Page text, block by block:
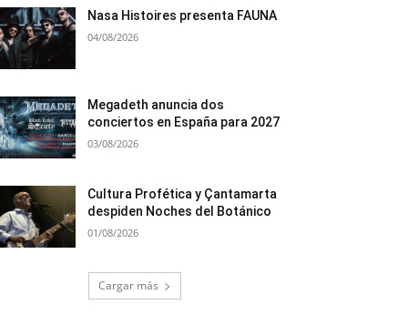
Nasa Histoires presenta FAUNA
04/08/2026
Megadeth anuncia dos
conciertos en España para 2027
03/08/2026
Cultura Profética y Çantamarta
despiden Noches del Botánico
01/08/2026
Cargar más